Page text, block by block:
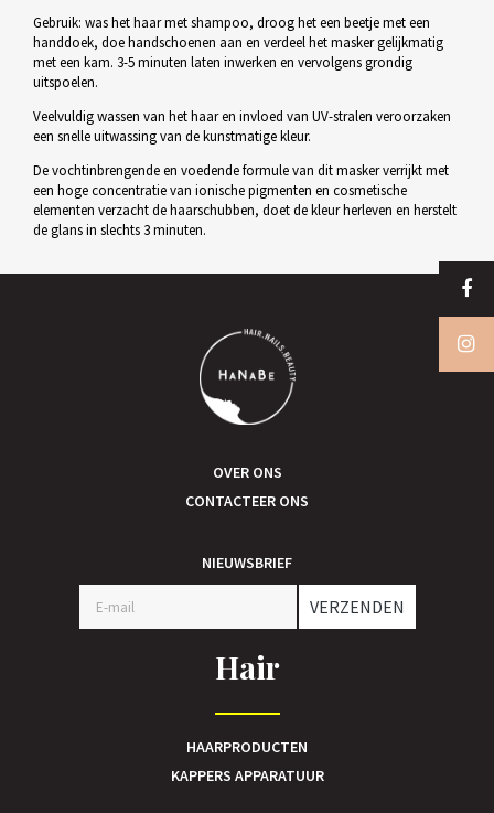
Gebruik: was het haar met shampoo, droog het een beetje met een
handdoek, doe handschoenen aan en verdeel het masker gelijkmatig
met een kam. 3-5 minuten laten inwerken en vervolgens grondig
uitspoelen.
Veelvuldig wassen van het haar en invloed van UV-stralen veroorzaken
een snelle uitwassing van de kunstmatige kleur.
De vochtinbrengende en voedende formule van dit masker verrijkt met
een hoge concentratie van ionische pigmenten en cosmetische
elementen verzacht de haarschubben, doet de kleur herleven en herstelt
de glans in slechts 3 minuten.
OVER ONS
CONTACTEER ONS
NIEUWSBRIEF
VERZENDEN
Hair
HAARPRODUCTEN
KAPPERS APPARATUUR